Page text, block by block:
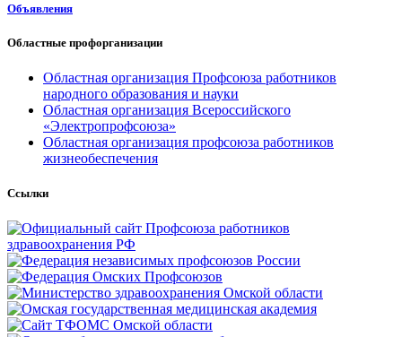
Объявления
Областные профорганизации
Областная организация Профсоюза работников
народного образования и науки
Областная организация Всероссийского
«Электропрофсоюза»
Областная организация профсоюза работников
жизнеобеспечения
Ссылки